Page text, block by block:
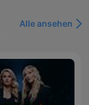
Alle ansehen